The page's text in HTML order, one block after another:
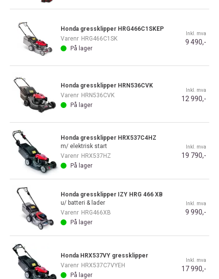
Honda gressklipper HRG466C1SKEP
Varenr HRG466C1SK
På lager
Inkl. mva
9 490,-
Honda gressklipper HRN536CVK
Varenr HRN536CVK
På lager
Inkl. mva
12 990,-
Honda gressklipper HRX537C4HZ
m/ elektrisk start
Varenr HRX537HZ
På lager
Inkl. mva
19 790,-
Honda gressklipper IZY HRG 466 XB
u/ batteri & lader
Varenr HRG466XB
På lager
Inkl. mva
9 990,-
Honda HRX537VY gressklipper
Varenr HRX537C7VYEH
På lager
Inkl. mva
17 990,-